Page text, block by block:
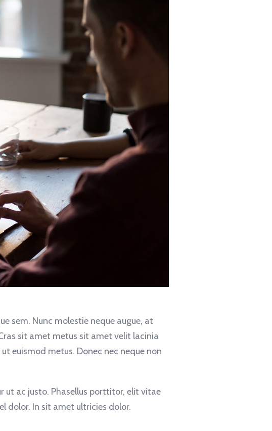
sem. Nunc molestie neque augue, at
sit amet metus sit amet velit lacinia
euismod metus. Donec nec neque non
ut ac justo. Phasellus porttitor, elit vitae
dolor. In sit amet ultricies dolor.